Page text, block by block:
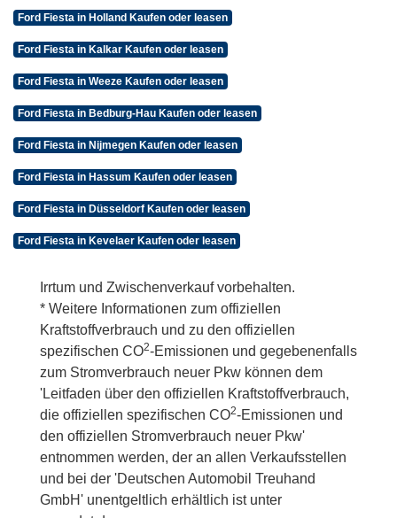
Ford Fiesta in Holland Kaufen oder leasen
Ford Fiesta in Kalkar Kaufen oder leasen
Ford Fiesta in Weeze Kaufen oder leasen
Ford Fiesta in Bedburg-Hau Kaufen oder leasen
Ford Fiesta in Nijmegen Kaufen oder leasen
Ford Fiesta in Hassum Kaufen oder leasen
Ford Fiesta in Düsseldorf Kaufen oder leasen
Ford Fiesta in Kevelaer Kaufen oder leasen
Irrtum und Zwischenverkauf vorbehalten.
* Weitere Informationen zum offiziellen
Kraftstoffverbrauch und zu den offiziellen
spezifischen CO2-Emissionen und gegebenenfalls
zum Stromverbrauch neuer Pkw können dem
'Leitfaden über den offiziellen Kraftstoffverbrauch,
die offiziellen spezifischen CO2-Emissionen und
den offiziellen Stromverbrauch neuer Pkw'
entnommen werden, der an allen Verkaufsstellen
und bei der 'Deutschen Automobil Treuhand
GmbH' unentgeltlich erhältlich ist unter